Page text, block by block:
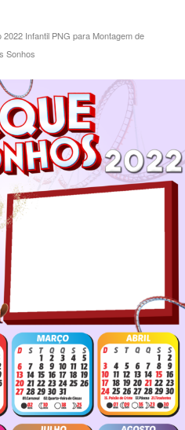
2022 Infantil PNG para Montagem de
Sonhos